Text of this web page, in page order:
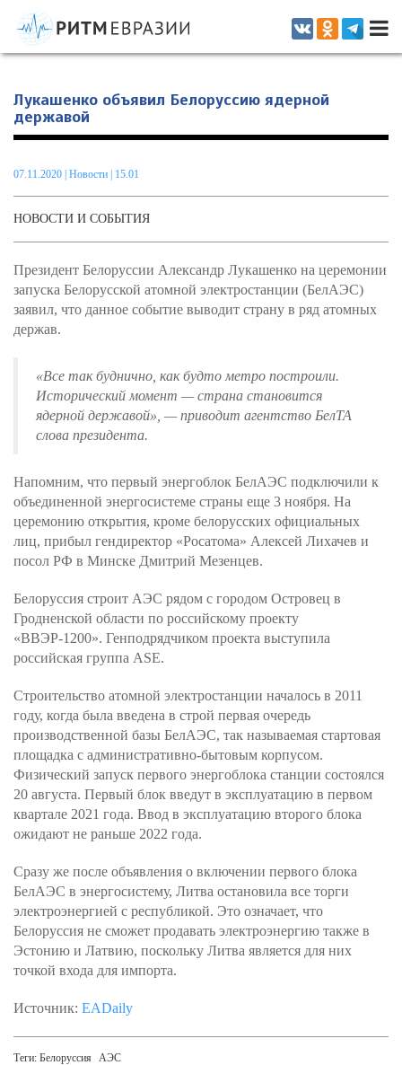
Информационно-аналитическое издание, посвященное актуальным
проблемам интеграции на постсоветском пространстве
Лукашенко объявил Белоруссию ядерной
державой
07.11.2020 Новости | 15.01
НОВОСТИ И СОБЫТИЯ
Президент Белоруссии Александр Лукашенко на церемонии
запуска Белорусской атомной электростанции (БелАЭС)
заявил, что данное событие выводит страну в ряд атомных
держав.
«Все так буднично, как будто метро построили.
Исторический момент — страна становится
ядерной державой», — приводит агентство БелТА
слова президента.
Напомним, что первый энергоблок БелАЭС подключили к
объединенной энергосистеме страны еще 3 ноября. На
церемонию открытия, кроме белорусских официальных
лиц, прибыл гендиректор «Росатома» Алексей Лихачев и
посол РФ в Минске Дмитрий Мезенцев.
Белоруссия строит АЭС рядом с городом Островец в
Гродненской области по российскому проекту
«ВВЭР-1200». Генподрядчиком проекта выступила
российская группа ASE.
Строительство атомной электростанции началось в 2011
году, когда была введена в строй первая очередь
производственной базы БелАЭС, так называемая стартовая
площадка с административно-бытовым корпусом.
Физический запуск первого энергоблока станции состоялся
20 августа. Первый блок введут в эксплуатацию в первом
квартале 2021 года. Ввод в эксплуатацию второго блока
ожидают не раньше 2022 года.
Сразу же после объявления о включении первого блока
БелАЭС в энергосистему, Литва остановила все торги
электроэнергией с республикой. Это означает, что
Белоруссия не сможет продавать электроэнергию также в
Эстонию и Латвию, поскольку Литва является для них
точкой входа для импорта.
Источник: EADaily
Теги: Белоруссия АЭС